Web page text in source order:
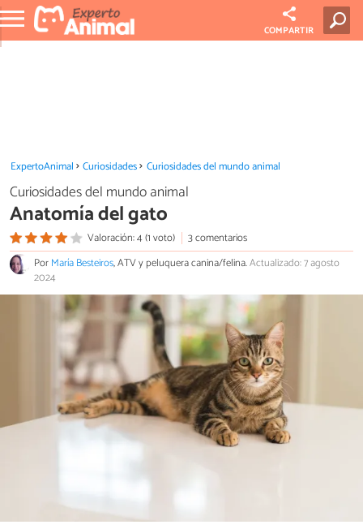
COMPARTIR
ExpertoAnimal Curiosidades Curiosidades del mundo animal
Curiosidades del mundo animal
Anatomía del gato
Valoración: 4 (1 voto)
3 comentarios
PorMaría Besteiros, ATV y peluquera canina/felina.Actualizado: 7 agosto
2024